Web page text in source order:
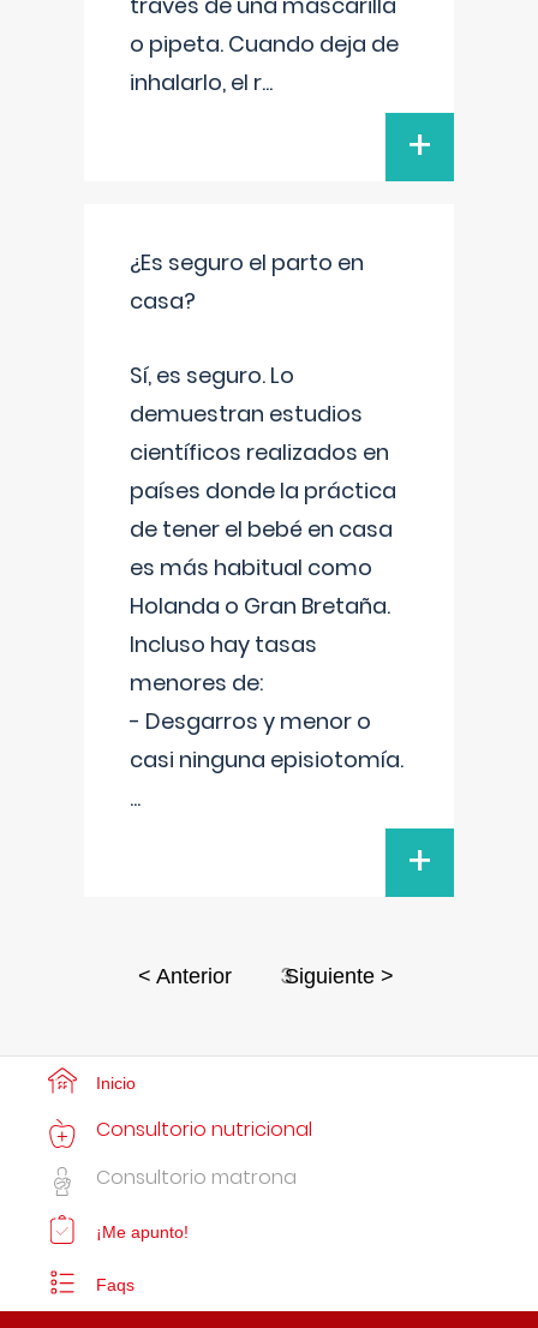
o pipeta. Cuando deja de
inhalarlo, el r...
+
¿Es seguro el parto en
casa?
Sí, es seguro. Lo
demuestran estudios
científicos realizados en
países donde la práctica
de tener el bebé en casa
es más habitual como
Holanda o Gran Bretaña.
Incluso hay tasas
menores de:
- Desgarros y menor o
casi ninguna episiotomía.
...
+
< Anterior 3Siguiente >
Inicio
Consultorio nutricional
Consultorio matrona
¡Me apunto!
Faqs